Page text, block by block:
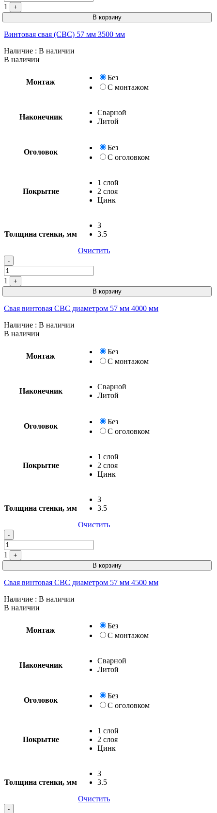
1
+
В корзину
Винтовая свая (СВС) 57 мм 3500 мм
Наличие : В наличии
В наличии
Монтаж
Без
С монтажом
Наконечник
Сварной
Литой
Оголовок
Без
С оголовком
Покрытие
1 слой
2 слоя
Цинк
Толщина стенки, мм
3
3.5
Очистить
Quantity
-
1
+
В корзину
Свая винтовая СВС диаметром 57 мм 4000 мм
Наличие : В наличии
В наличии
Монтаж
Без
С монтажом
Наконечник
Сварной
Литой
Оголовок
Без
С оголовком
Покрытие
1 слой
2 слоя
Цинк
Толщина стенки, мм
3
3.5
Очистить
Quantity
-
1
+
В корзину
Свая винтовая СВС диаметром 57 мм 4500 мм
Наличие : В наличии
В наличии
Монтаж
Без
С монтажом
Наконечник
Сварной
Литой
Оголовок
Без
С оголовком
Покрытие
1 слой
2 слоя
Цинк
Толщина стенки, мм
3
3.5
Очистить
Quantity
-